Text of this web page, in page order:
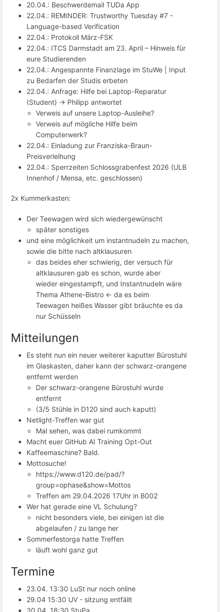
20.04.: Beschwerdemail TUDa App
22.04.: REMINDER: Trustworthy Tuesday #7 -
Language-based Verification
22.04.: Protokoll März-FSK
22.04.: ITCS Darmstadt am 23. April – Hinweis für
eure Studierenden
22.04.: Angespannte Finanzlage im StuWe | Input
zu Bedarfen der Studis erbeten
22.04.: Anfrage: Hilfe bei Laptop-Reparatur
(Student) -> Philipp antwortet
Verweis auf unsere Laptop-Ausleihe?
Verweis auf mögliche Hilfe beim
Computerwerk?
22.04.: Einladung zur Franziska-Braun-
Preisverleihung
22.04.: Sperrzeiten Schlossgrabenfest 2026 (ULB
Innenhof / Mensa, etc. geschlossen)
2x Kummerkasten:
Der Teewagen wird sich wiedergewünscht
später sonstiges
und eine möglichkeit um instantnudeln zu machen,
sowie die bitte nach altklausuren
das beides eher schwierig, der versuch für
altklausuren gab es schon, wurde aber
wieder eingestampft, und Instantnudeln wäre
Thema Athene-Bistro <- da es beim
Teewagen heißes Wasser gibt bräuchte es da
nur Schüsseln
Mitteilungen
Es steht nun ein neuer weiterer kaputter Bürostuhl
im Glaskasten, daher kann der schwarz-orangene
entfernt werden
Der schwarz-orangene Bürostuhl wurde
entfernt
(3/5 Stühle in D120 sind auch kaputt)
Netlight-Treffen war gut
Mal sehen, was dabei rumkommt
Macht euer GitHub AI Training Opt-Out
Kaffeemaschine? Bald.
Mottosuche!
https://www.d120.de/pad/?
group=ophase&show=Mottos
Treffen am 29.04.2026 17Uhr in B002
Wer hat gerade eine VL Schulung?
nicht besonders viele, bei einigen ist die
abgelaufen / zu lange her
Sommerfestorga hatte Treffen
läuft wohl ganz gut
Termine
23.04. 13:30 LuSt nur noch online
29.04 15:30 UV - sitzung entfällt